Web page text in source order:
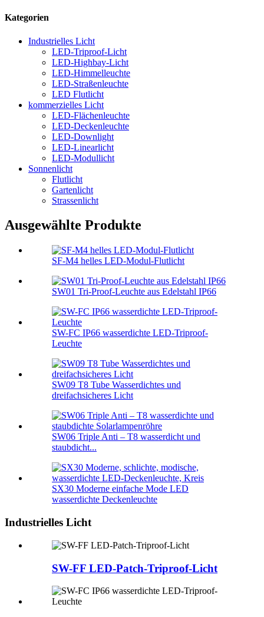
Kategorien
Industrielles Licht
LED-Triproof-Licht
LED-Highbay-Licht
LED-Himmelleuchte
LED-Straßenleuchte
LED Flutlicht
kommerzielles Licht
LED-Flächenleuchte
LED-Deckenleuchte
LED-Downlight
LED-Linearlicht
LED-Modullicht
Sonnenlicht
Flutlicht
Gartenlicht
Strassenlicht
Ausgewählte Produkte
SF-M4 helles LED-Modul-Flutlicht
SW01 Tri-Proof-Leuchte aus Edelstahl IP66
SW-FC IP66 wasserdichte LED-Triproof-
Leuchte
SW09 T8 Tube Wasserdichtes und
dreifachsicheres Licht
SW06 Triple Anti – T8 wasserdicht und
staubdicht...
SX30 Moderne einfache Mode LED
wasserdichte Deckenleuchte
Industrielles Licht
SW-FF LED-Patch-Triproof-Licht